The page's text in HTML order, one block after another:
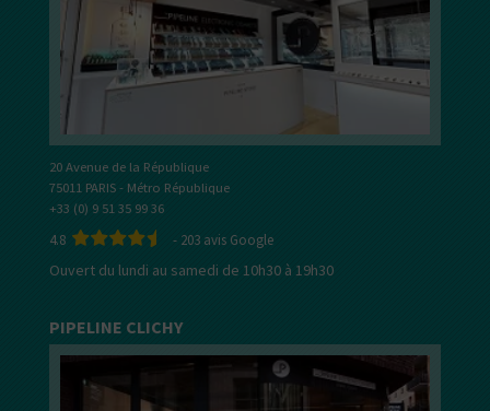
20 Avenue de la République
75011 PARIS - Métro République
+33 (0) 9 51 35 99 36
4.8 - 203 avis Google
Ouvert du lundi au samedi de 10h30 à 19h30
PIPELINE CLICHY